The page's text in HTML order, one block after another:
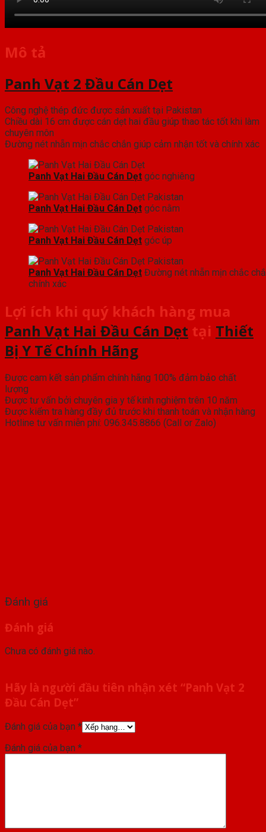
Mô tả
Panh Vạt 2 Đầu Cán Dẹt
Công nghệ thép đức được sản xuất tại Pakistan
Chiều dài 16 cm được cán dẹt hai đầu giúp thao tác tốt khi làm
chuyên môn
Đường nét nhẵn mịn chắc chắn giúp cảm nhận tốt và chính xác
Panh Vạt Hai Đầu Cán Dẹt góc nghiêng
Panh Vạt Hai Đầu Cán Dẹt góc nằm
Panh Vạt Hai Đầu Cán Dẹt góc úp
Panh Vạt Hai Đầu Cán Dẹt Đường nét nhẵn mịn chắc
chính xác
Lợi ích khi quý khách hàng mua
Panh Vạt Hai Đầu Cán Dẹt tại Thiết
Bị Y Tế Chính Hãng
Được cam kết sản phẩm chính hãng 100% đảm bảo chất
lượng
Được tư vấn bởi chuyên gia y tế kinh nghiệm trên 10 năm
Được kiểm tra hàng đầy đủ trước khi thanh toán và nhận hàng
Hotline tư vấn miễn phí: 096.345.8866 (Call or Zalo)
Đánh giá
Đánh giá
Chưa có đánh giá nào.
Hãy là người đầu tiên nhận xét “Panh Vạt 2
Đầu Cán Dẹt”
Đánh giá của bạn *
Đánh giá của bạn *